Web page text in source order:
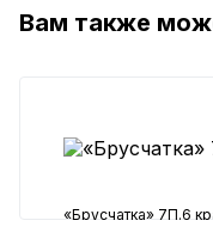
Вам также
«Брусчатка» 7П.6